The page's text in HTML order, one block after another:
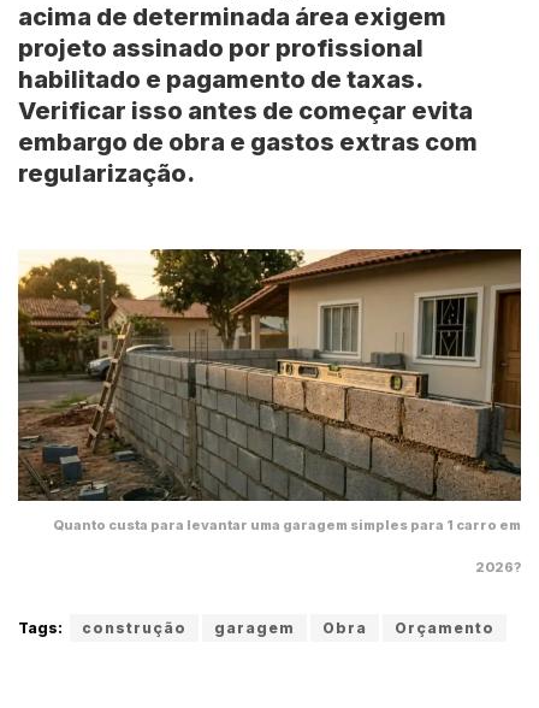
acima de determinada área exigem
projeto assinado por profissional
habilitado e pagamento de taxas.
Verificar isso antes de começar evita
embargo de obra e gastos extras com
regularização.
Quanto custa para levantar uma garagem simples para 1 carro em
2026?
Tags: construção garagem Obra Orçamento